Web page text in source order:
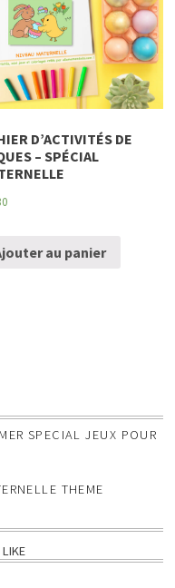
D’ACTIVITÉS DE
– SPÉCIAL
au panier
SPECIAL JEUX POUR
THEME